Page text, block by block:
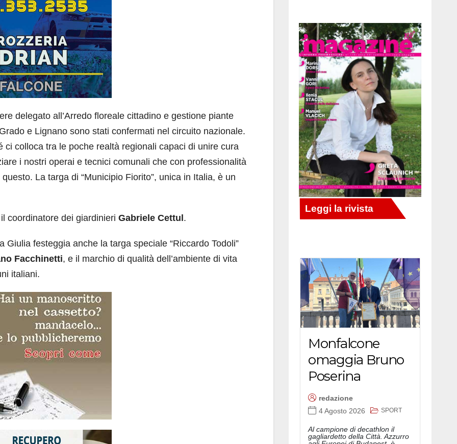
delegato all’Arredo floreale cittadino e gestione piante
e Lignano sono stati confermati nel circuito nazionale.
colloca tra le poche realtà regionali capaci di unire cura
i nostri operai e tecnici comunali che con professionalità
La targa di “Municipio Fiorito”, unica in Italia, è un
coordinatore dei giardinieri Gabriele Cettul.
festeggia anche la targa speciale “Riccardo Todoli”
Facchinetti, e il marchio di qualità dell’ambiente di vita
italiani.
Monfalcone
omaggia Bruno
Poserina
redazione
4 Agosto 2026
SPORT
Al campione di decathlon il
gagliardetto della Città. Azzurro